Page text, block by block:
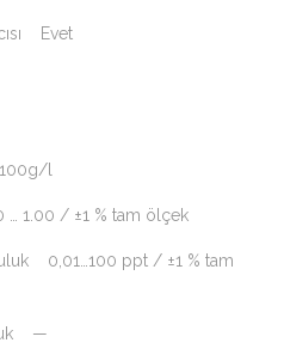
Evet
l
1.00 / ±1 % tam ölçek
0,01…100 ppt / ±1 % tam
—